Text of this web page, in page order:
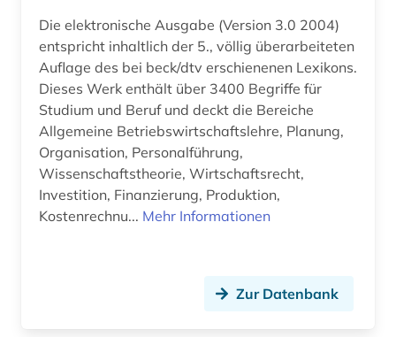
Die elektronische Ausgabe (Version 3.0 2004)
entspricht inhaltlich der 5., völlig überarbeiteten
Auflage des bei beck/dtv erschienenen Lexikons.
Dieses Werk enthält über 3400 Begriffe für
Studium und Beruf und deckt die Bereiche
Allgemeine Betriebswirtschaftslehre, Planung,
Organisation, Personalführung,
Wissenschaftstheorie, Wirtschaftsrecht,
Investition, Finanzierung, Produktion,
Kostenrechnu... Mehr Informationen
Zur Datenbank